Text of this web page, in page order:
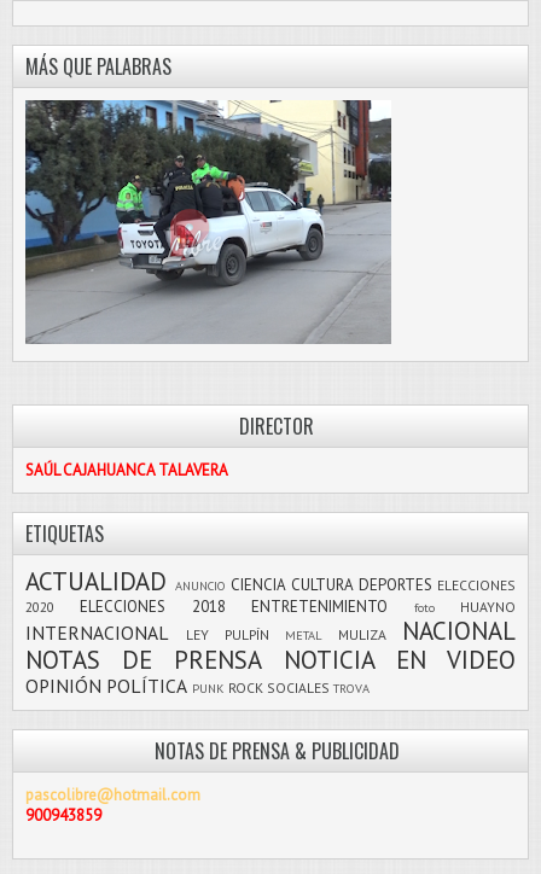
MÁS QUE PALABRAS
DIRECTOR
SAÚL CAJAHUANCA TALAVERA
ETIQUETAS
ACTUALIDAD ANUNCIO CIENCIA CULTURA DEPORTES ELECCIONES
2020
ELECCIONES 2018 ENTRETENIMIENTO foto HUAYNO
INTERNACIONAL LEY PULPÍN METAL MULIZA
NACIONAL
NOTAS DE PRENSA
NOTICIA EN VIDEO
OPINIÓN POLÍTICA PUNK ROCK SOCIALES TROVA
NOTAS DE PRENSA & PUBLICIDAD
pascolibre@hotmail.com
900943859